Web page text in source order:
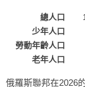
總人口
少年人口
勞動年齡人口
老年人口
俄羅斯聯邦在2026